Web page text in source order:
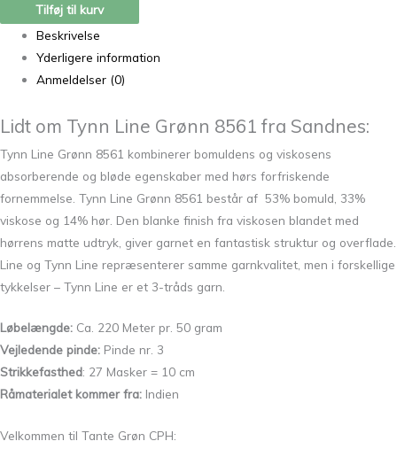
Tilføj til kurv
Beskrivelse
Yderligere information
Anmeldelser (0)
Lidt om Tynn Line Grønn 8561 fra Sandnes:
Tynn Line Grønn 8561 kombinerer bomuldens og viskosens
absorberende og bløde egenskaber med hørs forfriskende
fornemmelse. Tynn Line Grønn 8561 består af 53% bomuld, 33%
viskose og 14% hør. Den blanke finish fra viskosen blandet med
hørrens matte udtryk, giver garnet en fantastisk struktur og overflade.
Line og Tynn Line repræsenterer samme garnkvalitet, men i forskellige
tykkelser – Tynn Line er et 3-tråds garn.
Løbelængde: Ca. 220 Meter pr. 50 gram
Vejledende pinde: Pinde nr. 3
Strikkefasthed: 27 Masker = 10 cm
Råmaterialet kommer fra: Indien
Velkommen til Tante Grøn CPH: